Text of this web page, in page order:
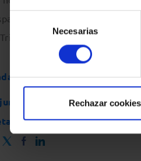
Selección
consentimiento
Necesarias
Rechazar cookies
reclama la suspensión
para evitar perjuicios
cuatro proposiciones
de la Abogacía: la
a IVA